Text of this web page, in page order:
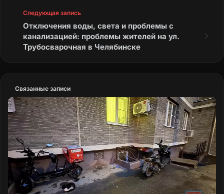
Следующая запись
Отключения воды, света и проблемы с
канализацией: проблемы жителей на ул.
Трубосварочная в Челябинске
Связанные записи